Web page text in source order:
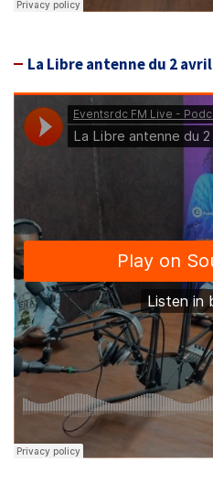
La Libre antenne du 2 avril